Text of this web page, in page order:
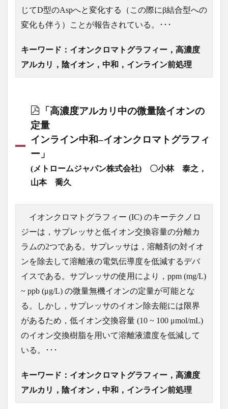
じてD型のAspへと変化する（この際にβ結合型への
変化も伴う）ことが報告されている。･･･
キーワード：イオンクロマトグラフィー，高濃度
アルカリ，陰イオン，中和，インライン前処理
「高濃度アルカリ中の微量陰イオンの
定量
インライン中和‒イオンクロマトグラフィ
ー」
(メトロームジャパン株式会社) 〇小林 泰之，
山本 喬久
イオンクロマトグラフィー (IC) のキーテクノロ
ジーは，サプレッサと低イオン交換容量の分離カ
ラムの2つである。サプレッサは，溶離剤の対イオ
ンを除去して溶離液の電気伝導度を低減するデバ
イスである。サプレッサの使用により，ppm (mg/L)
~ ppb (μg/L) の微量無機イオンの定量が可能とな
る。しかし，サプレッサのイオン除去能には限界
があるため，低イオン交換容量 (10 ~ 100 μmol/mL)
のイオン交換樹脂を用いて溶離液濃度を低減して
いる。･･･
キーワード：イオンクロマトグラフィー，高濃度
アルカリ，陰イオン，中和，インライン前処理